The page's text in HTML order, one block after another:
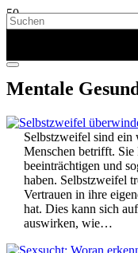
Mentale
Selbstzweifel sind ein
Menschen betrifft. Sie
beeinträchtigen und
haben. Selbstzweifel
Vertrauen in ihre
hat. Dies kann sich
auswirken, wie…